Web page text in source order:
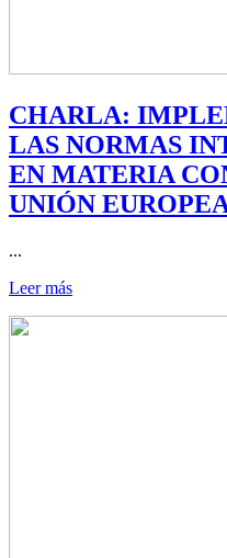
CHARLA:
LAS NORMAS
EN MATERIA
UNIÓN
...
Leer más